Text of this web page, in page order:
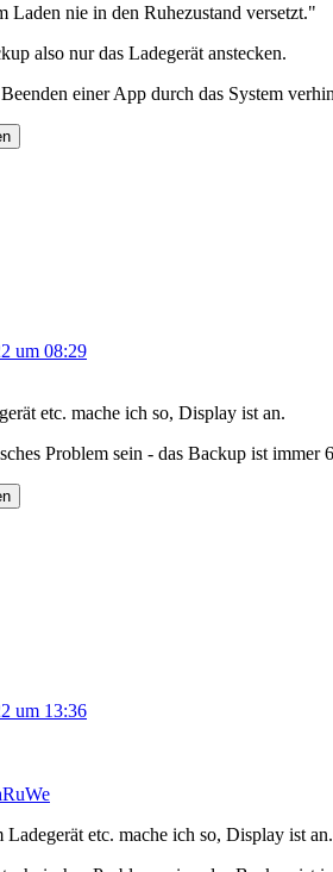
Laden nie in den Ruhezustand versetzt."
also nur das Ladegerät anstecken.
einer App durch das System
um 08:29
etc. mache ich so, Display ist an.
Problem sein - das Backup ist immer
um 13:36
Ladegerät etc. mache ich so, Display ist an.